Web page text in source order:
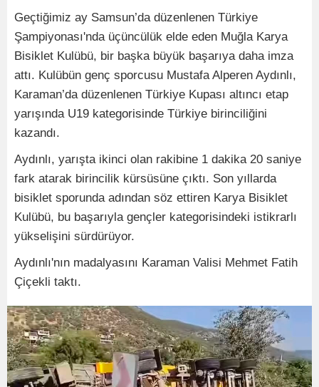
Geçtiğimiz ay Samsun’da düzenlenen Türkiye
Şampiyonası'nda üçüncülük elde eden Muğla Karya
Bisiklet Kulübü, bir başka büyük başarıya daha imza
attı. Kulübün genç sporcusu Mustafa Alperen Aydınlı,
Karaman’da düzenlenen Türkiye Kupası altıncı etap
yarışında U19 kategorisinde Türkiye birinciliğini
kazandı.
Aydınlı, yarışta ikinci olan rakibine 1 dakika 20 saniye
fark atarak birincilik kürsüsüne çıktı. Son yıllarda
bisiklet sporunda adından söz ettiren Karya Bisiklet
Kulübü, bu başarıyla gençler kategorisindeki istikrarlı
yükselişini sürdürüyor.
Aydınlı'nın madalyasını Karaman Valisi Mehmet Fatih
Çiçekli taktı.